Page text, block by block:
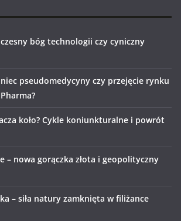
bóg technologii czy cyniczny
pseudomedycyny czy przejęcie rynku
koło? Cykle koniunkturalne i powrót
– nowa gorączka złota i geopolityczny
– siła natury zamknięta w filiżance